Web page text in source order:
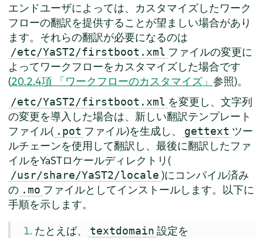
エンドユーザによっては、カスタマイズしたワーク
フローの翻訳を提供することが望ましい場合があり
ます。それらの翻訳が必要になるのは
/etc/YaST2/firstboot.xml ファイルの変更に
よってワークフローをカスタマイズした場合です
(20.2.4項 「ワークフローのカスタマイズ」 参照)。
/etc/YaST2/firstboot.xml を変更し、文字列
の変更を導入した場合は、新しい翻訳テンプレート
ファイル( .pot ファイル)を生成し、 gettext ツー
ルチェーンを使用して翻訳し、最後に翻訳したファ
イルをYaSTロケールディレクトリ(
/usr/share/YaST2/locale )にコンパイル済み
の .mo ファイルとしてインストールします。以下に
手順を示します。
たとえば、
textdomain 設定を